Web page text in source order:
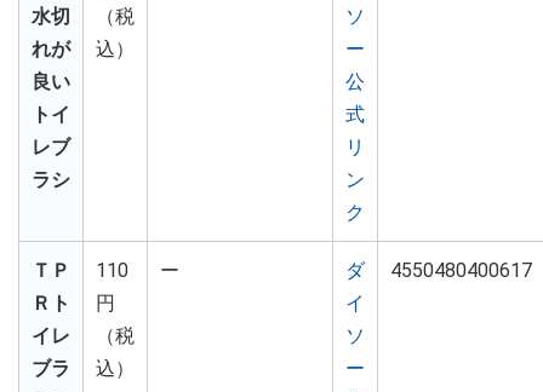
水切
れが
良い
トイ
レブ
ラシ
（税
込）
ソ
ー
公
式
リ
ン
ク
ＴＰ
Ｒト
イレ
ブラ
110
円
（税
込）
ー
ダ
イ
ソ
ー
4550480400617